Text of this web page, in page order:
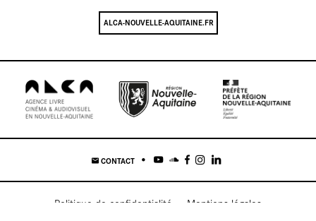
ALCA-NOUVELLE-AQUITAINE.FR
CONTACT
Politique de confidentialité Mentions légales